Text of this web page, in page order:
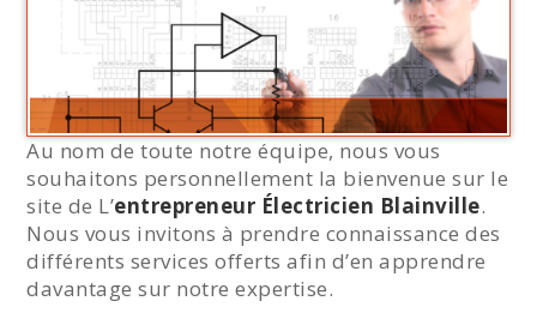
Au nom de toute notre équipe, nous vous
souhaitons personnellement la bienvenue sur le
site de L’entrepreneur Électricien Blainville.
Nous vous invitons à prendre connaissance des
différents services offerts afin d’en apprendre
davantage sur notre expertise.